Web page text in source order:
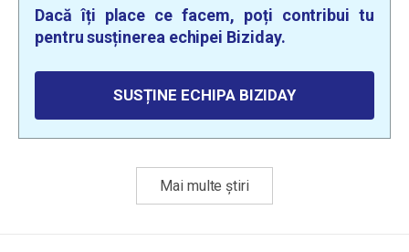
Dacă îți place ce facem, poți contribui tu
pentru susținerea echipei Biziday.
SUSȚINE ECHIPA BIZIDAY
Mai multe știri